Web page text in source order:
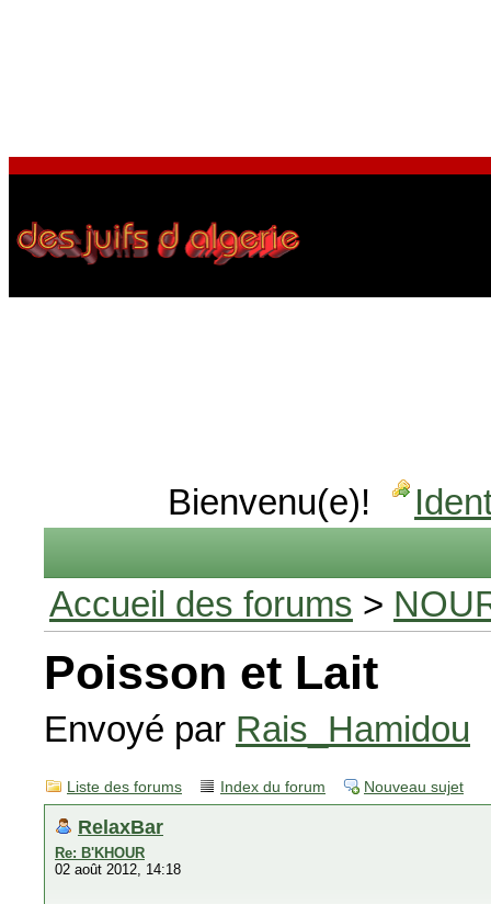
Bienvenu(e)!
Accueil des forums >
Poisson et Lait
Envoyé par Rais_Hamidou
Liste des forums Index du forum Nouveau sujet
RelaxBar
Re: B'KHOUR
02 août 2012, 14:18